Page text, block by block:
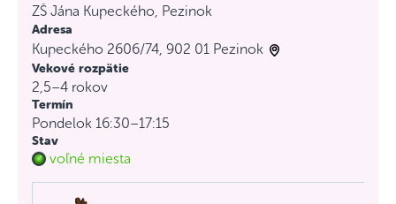
ZŠ Jána Kupeckého, Pezinok
Adresa
Kupeckého 2606/74, 902 01 Pezinok
Vekové rozpätie
2,5–4 rokov
Termín
Pondelok 16:30–17:15
Stav
voľné miesta